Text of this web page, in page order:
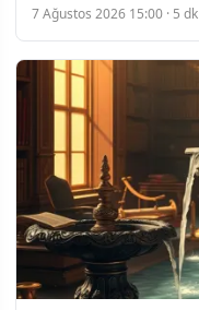
7 Ağustos 2026 15:00 · 5 dk